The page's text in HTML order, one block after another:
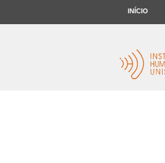
INÍCIO